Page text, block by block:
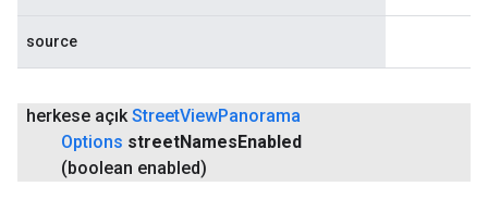
source
herkese açıkStreetViewPanorama
Options streetNames Enabled
(boolean enabled)